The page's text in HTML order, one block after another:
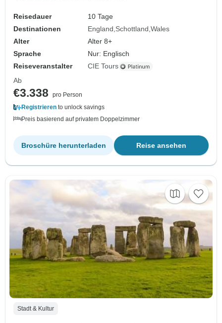
Reisedauer
10 Tage
Destinationen
England Schottland Wales
Alter
Alter 8+
Sprache
Nur: Englisch
Reiseveranstalter
CIE Tours
Ab
€3.338
pro Person
Registrieren to unlock savings
Preis basierend auf privatem Doppelzimmer
Reise ansehen
Broschüre herunterladen
Stadt & Kultur